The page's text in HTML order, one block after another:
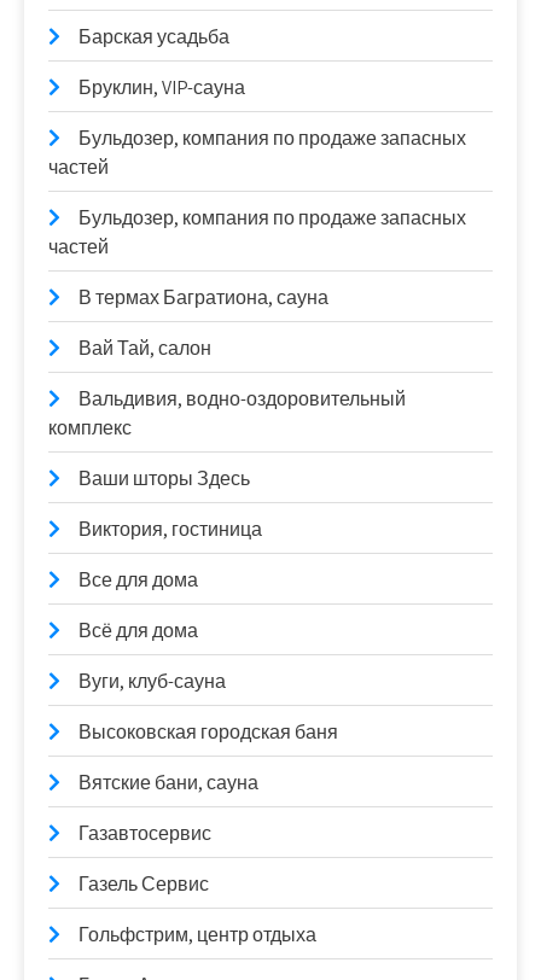
Барская усадьба
Бруклин, VIP-сауна
Бульдозер, компания по продаже запасных
частей
Бульдозер, компания по продаже запасных
частей
В термах Багратиона, сауна
Вай Тай, салон
Вальдивия, водно-оздоровительный
комплекс
Ваши шторы Здесь
Виктория, гостиница
Все для дома
Всё для дома
Вуги, клуб-сауна
Высоковская городская баня
Вятские бани, сауна
Газавтосервис
Газель Сервис
Гольфстрим, центр отдыха